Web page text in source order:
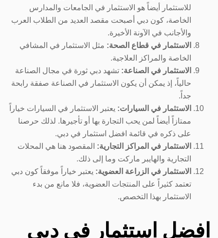
للاستثمار أيضاً هو الاستثمار في الجامعات والمدارس
الخاصة، كون دبي أصبحت مقصد العديد من الطلاب العرب
والأجانب في الآونة الأخيرة.
الاستثمار في قطاع الصحة: مثل الاستثمار في المشافي
الخاصة والمراكز العلاجية.
الاستثمار في الصناعة: تشهد دبي ثورة في مجال الصناعة
حالياً، إذ يمكن أن يكون الاستثمار في الصناعة صفقة رابحة
جداً.
الاستثمار في السيارات: يعتبر الاستثمار في السيارات خياراً
ممتازاً أيضاً لمن يحب التجارة بها أو تأجيرها. لذلك حرصنا
على ذكره في قائمة افضل استثمار في دبي.
الاستثمار في المراكز التجارية: المقصود هنا هي المحلات
التجارية والهايبر ماركت وما إلى ذلك.
الاستثمار في الزراعة العضوية: يعتبر خياراً موفقاً كون دبي
تعتمد كثيراً على المنتجات العضوية، فلا مانع من بدء
الاستثمار بهذا التخصص.
افضل استثمار في دبي